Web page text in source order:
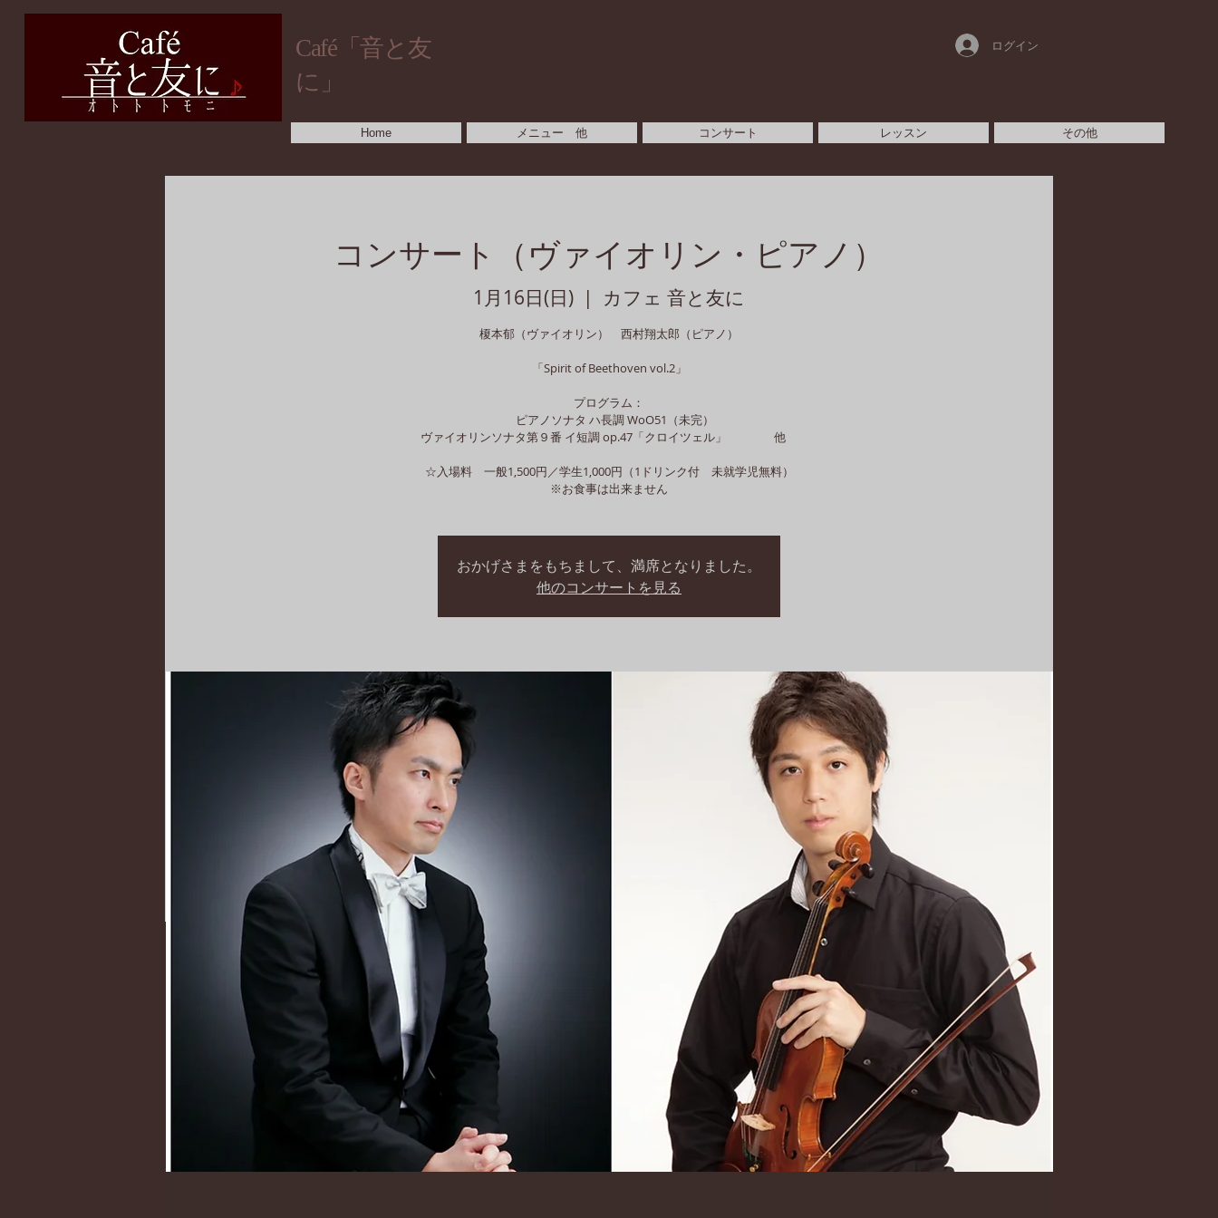
​Café「音と友
に」
ログイン
Home メニュー 他 コンサート レッスン その他
コンサート（ヴァイオリン・ピアノ）
1月16日(日)
  |
カフェ 音と友に
榎本郁（ヴァイオリン） 西村翔太郎（ピアノ）
「Spirit of Beethoven vol.2」
プログラム：
ピアノソナタ ハ長調 WoO51（未完）
ヴァイオリンソナタ第９番 イ短調 op.47「クロイツェル」 他
☆入場料 一般1,500円／学生1,000円（1ドリンク付 未就学児無料）
※お食事は出来ません
おかげさまをもちまして、満席となりました。
他のコンサートを見る